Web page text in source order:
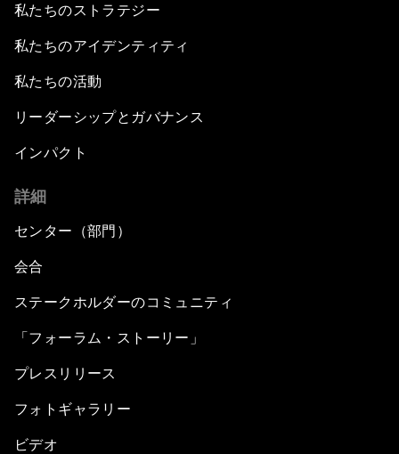
私たちのストラテジー
私たちのアイデンティティ
私たちの活動
リーダーシップとガバナンス
インパクト
詳細
センター（部門）
会合
ステークホルダーのコミュニティ
「フォーラム・ストーリー」
プレスリリース
フォトギャラリー
ビデオ